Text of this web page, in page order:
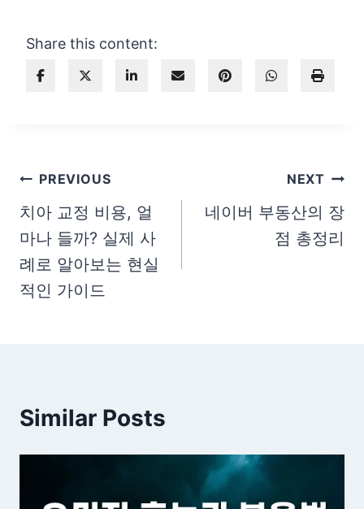
Share this content:
글
탐
색
PREVIOUS
치아 교정 비용, 얼
마나 들까? 실제 사
례로 알아보는 현실
적인 가이드
NEXT
네이버 부동산의 장
점 총정리
Similar Posts